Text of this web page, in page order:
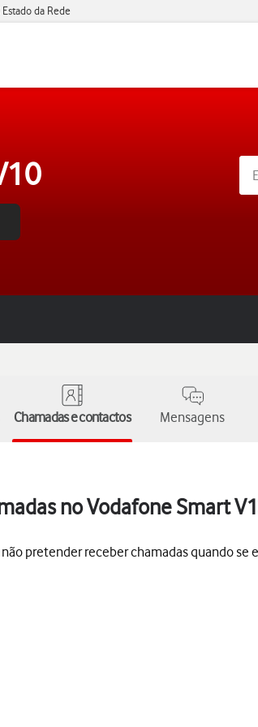
Estado da Rede
Chamadas e contactos Mensagens
no Vodafone Smart
pretender receber chamadas quando